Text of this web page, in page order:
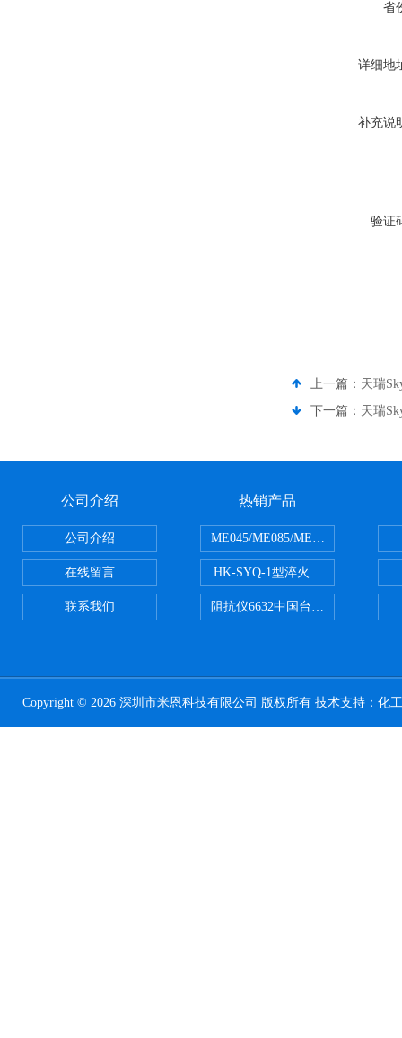
省
详细地
补充说
验证
上一篇： 天瑞
下一篇： 天瑞
公司介绍
公司介绍
在线留言
联系我们
热销产品
ME045/ME085/ME150ME系列
HK-SYQ-1型淬火介质冷却性能测
阻抗仪6632中国台湾益和
Copyright © 2026 深圳市米恩科技有限公司 版权所有 技术支持： 化